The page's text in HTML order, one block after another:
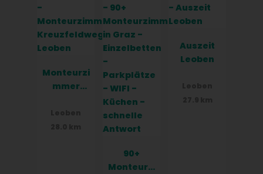
Küchen
Monteurzi
mmer
90+
Monteurzi
Auszeit
Leoben